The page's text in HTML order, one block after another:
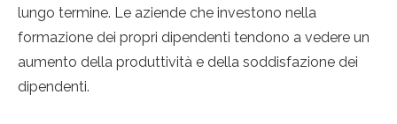
lungo termine. Le aziende che investono nella
formazione dei propri dipendenti tendono a vedere un
aumento della produttività e della soddisfazione dei
dipendenti.